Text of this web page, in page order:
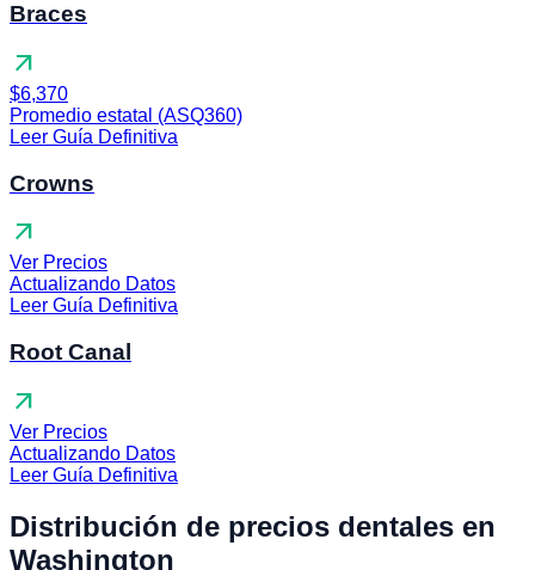
Braces
arrow_outward
$6,370
Promedio estatal (ASQ360)
Leer Guía Definitiva
Crowns
arrow_outward
Ver Precios
Actualizando Datos
Leer Guía Definitiva
Root Canal
arrow_outward
Ver Precios
Actualizando Datos
Leer Guía Definitiva
Distribución de precios dentales en
Washington